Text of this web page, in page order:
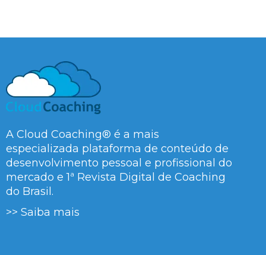
A Cloud Coaching® é a mais
especializada plataforma de conteúdo de
desenvolvimento pessoal e profissional do
mercado e 1ª Revista Digital de Coaching
do Brasil.
>> Saiba mais